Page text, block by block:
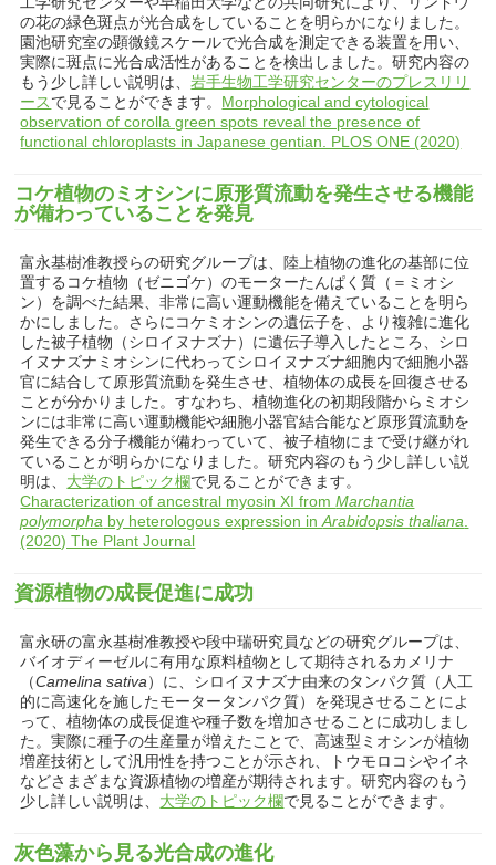
の花の緑色斑点が光合成をしていることを明らかになりました。
園池研究室の顕微鏡スケールで光合成を測定できる装置を用い、
実際に斑点に光合成活性があることを検出しました。研究内容の
もう少し詳しい説明は、岩手生物工学研究センターのプレスリリ
ースで見ることができます。 Morphological and cytological
observation of corolla green spots reveal the presence of
functional chloroplasts in Japanese gentian. PLOS ONE (2020)
コケ植物のミオシンに原形質流動を発生させる機能
が備わっていることを発見
富永基樹准教授らの研究グループは、陸上植物の進化の基部に位
置するコケ植物（ゼニゴケ）のモーターたんぱく質（＝ミオシ
ン）を調べた結果、非常に高い運動機能を備えていることを明ら
かにしました。さらにコケミオシンの遺伝子を、より複雑に進化
した被子植物（シロイヌナズナ）に遺伝子導入したところ、シロ
イヌナズナミオシンに代わってシロイヌナズナ細胞内で細胞小器
官に結合して原形質流動を発生させ、植物体の成長を回復させる
ことが分かりました。すなわち、植物進化の初期段階からミオシ
ンには非常に高い運動機能や細胞小器官結合能など原形質流動を
発生できる分子機能が備わっていて、被子植物にまで受け継がれ
ていることが明らかになりました。研究内容のもう少し詳しい説
明は、 大学のトピック欄で見ることができます。
Characterization of ancestral myosin XI fromMarchantia
polymorpha by heterologous expression inArabidopsis thaliana
(2020) The Plant Journal
資源植物の成長促進に成功
富永研の富永基樹准教授や段中瑞研究員などの研究グループは、
バイオディーゼルに有用な原料植物として期待されるカメリナ
（Camelina sativa）に、シロイヌナズナ由来のタンパク質（人工
的に高速化を施したモータータンパク質）を発現させることによ
って、植物体の成長促進や種子数を増加させることに成功しまし
た。実際に種子の生産量が増えたことで、高速型ミオシンが植物
増産技術として汎用性を持つことが示され、トウモロコシやイネ
などさまざまな資源植物の増産が期待されます。研究内容のもう
少し詳しい説明は、 大学のトピック欄で見ることができます。
灰色藻から見る光合成の進化